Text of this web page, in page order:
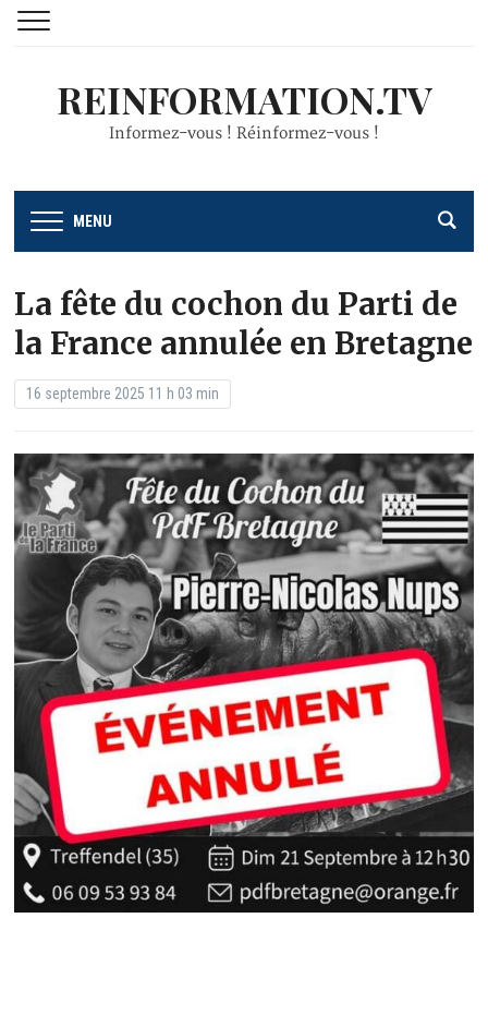
REINFORMATION.TV
Informez-vous ! Réinformez-vous !
MENU
La fête du cochon du Parti de
la France annulée en Bretagne
16 septembre 2025 11 h 03 min